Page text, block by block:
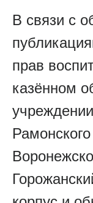
В связи с
прав
казённом